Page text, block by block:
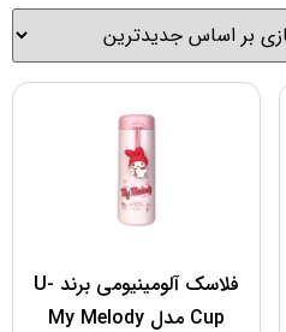
فلاسک آلومینیومی برند U-
Cup مدل My Melody